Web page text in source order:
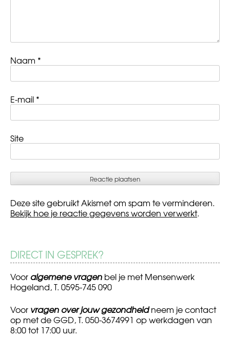
Naam *
E-mail *
Site
Deze site gebruikt Akismet om spam te verminderen.
Bekijk hoe je reactie gegevens worden verwerkt.
DIRECT IN GESPREK?
Voor algemene vragen bel je met Mensenwerk
Hogeland, T. 0595-745 090
Voor vragen over jouw gezondheidneem je contact
op met de GGD, T. 050-3674991 op werkdagen van
8:00 tot 17:00 uur.